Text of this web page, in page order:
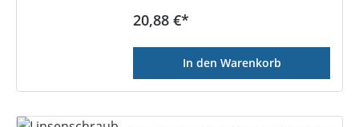
Regulärer Preis:
20,88 €*
In den Warenkorb